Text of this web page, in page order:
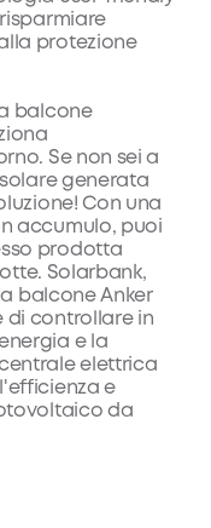
protezione
balcone
Se non sei a
generata
Con una
accumulo, puoi
prodotta
Solarbank,
balcone Anker
di controllare in
e la
elettrica
e
da